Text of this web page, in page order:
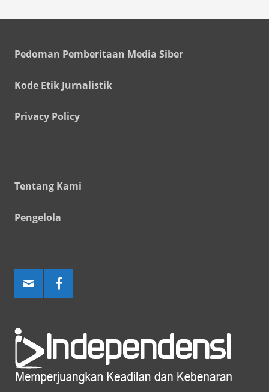
Pedoman Pemberitaan Media Siber
Kode Etik Jurnalistik
Privacy Policy
Tentang Kami
Pengelola